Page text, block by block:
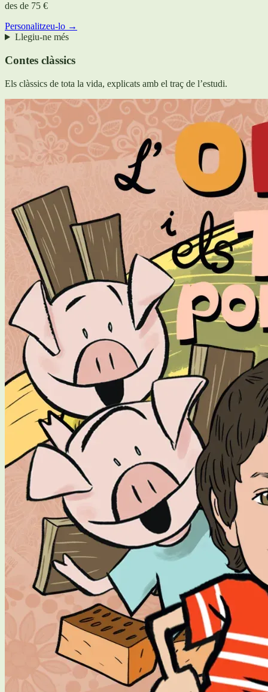
des de 75 €
Personalitzeu-lo →
Llegiu-ne més
Contes clàssics
Els clàssics de tota la vida, explicats amb el traç de l’estudi.